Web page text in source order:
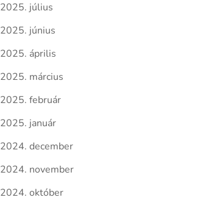
2025. július
2025. június
2025. április
2025. március
2025. február
2025. január
2024. december
2024. november
2024. október